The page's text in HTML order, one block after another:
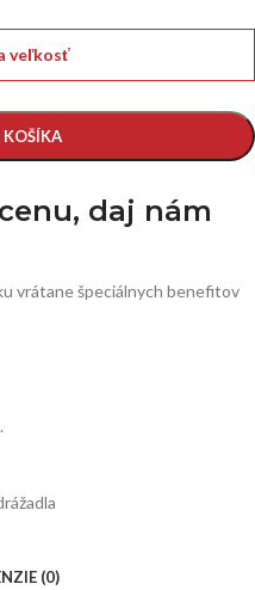
veľkosť
KOŠÍKA
daj nám
vrátane špeciálnych benefitov
(0)